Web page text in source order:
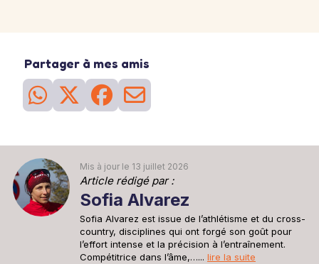
Partager à mes amis
Mis à jour le 13 juillet 2026
Article rédigé par :
Sofia Alvarez
Sofia Alvarez est issue de l’athlétisme et du cross-
country, disciplines qui ont forgé son goût pour
l’effort intense et la précision à l’entraînement.
Compétitrice dans l’âme,…... lire la suite